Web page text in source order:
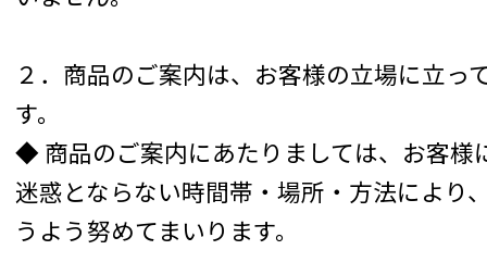
２．商品のご案内は、お客様の立場に立っ
す。
◆ 商品のご案内にあたりましては、お客様
迷惑とならない時間帯・場所・方法により
うよう努めてまいります。